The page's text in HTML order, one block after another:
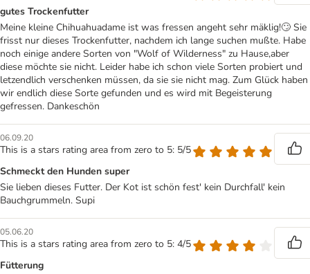
gutes Trockenfutter
Meine kleine Chihuahuadame ist was fressen angeht sehr mäklig!🙄 Sie
frisst nur dieses Trockenfutter, nachdem ich lange suchen mußte. Habe
noch einige andere Sorten von "Wolf of Wilderness" zu Hause,aber
diese möchte sie nicht. Leider habe ich schon viele Sorten probiert und
letzendlich verschenken müssen, da sie sie nicht mag. Zum Glück haben
wir endlich diese Sorte gefunden und es wird mit Begeisterung
gefressen. Dankeschön
06.09.20
This is a stars rating area from zero to 5: 5/5
Schmeckt den Hunden super
Sie lieben dieses Futter. Der Kot ist schön fest' kein Durchfall' kein
Bauchgrummeln. Supi
05.06.20
This is a stars rating area from zero to 5: 4/5
Fütterung